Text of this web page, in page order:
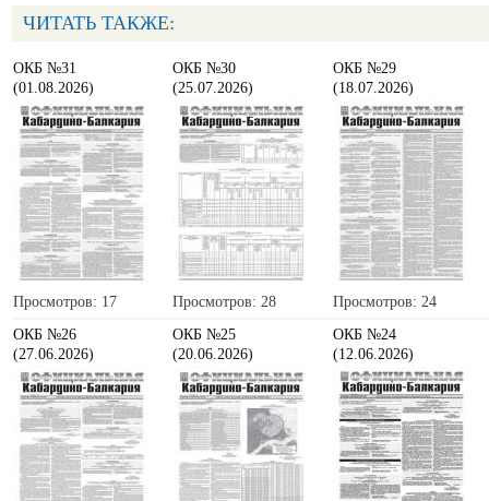
ЧИТАТЬ ТАКЖЕ:
ОКБ №31
(01.08.2026)
Просмотров: 17
ОКБ №30
(25.07.2026)
Просмотров: 28
ОКБ №29
(18.07.2026)
Просмотров: 24
ОКБ №26
(27.06.2026)
ОКБ №25
(20.06.2026)
ОКБ №24
(12.06.2026)